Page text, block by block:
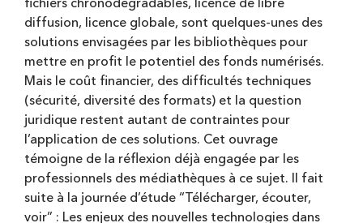
fichiers chronodégradables, licence de libre
diffusion, licence globale, sont quelques-unes des
solutions envisagées par les bibliothèques pour
mettre en profit le potentiel des fonds numérisés.
Mais le coût financier, des difficultés techniques
(sécurité, diversité des formats) et la question
juridique restent autant de contraintes pour
l’application de ces solutions. Cet ouvrage
témoigne de la réflexion déjà engagée par les
professionnels des médiathèques à ce sujet. Il fait
suite à la journée d’étude “Télécharger, écouter,
voir” : Les enjeux des nouvelles technologies dans